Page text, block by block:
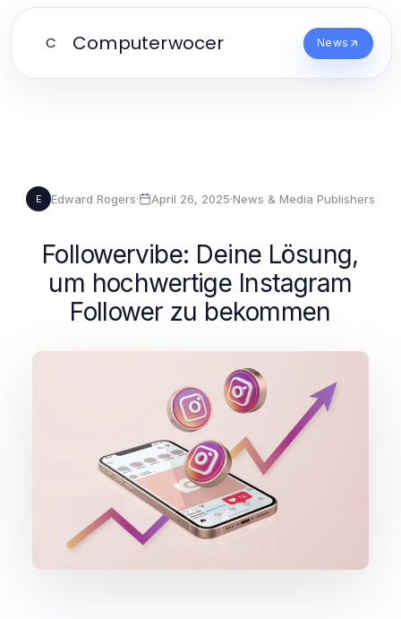
C Computerwocer News
E Edward Rogers· April 26, 2025·News & Media Publishers
Followervibe: Deine Lösung,
um hochwertige Instagram
Follower zu bekommen